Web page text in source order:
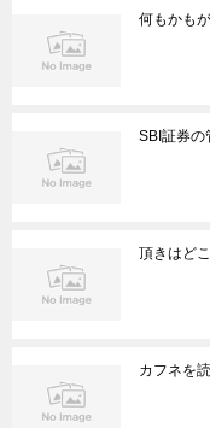
何もかも
SBI証券の
頂きはど
カフネを